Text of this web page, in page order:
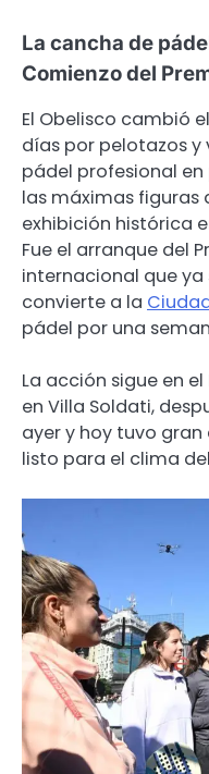
La cancha de
Comienzo del
El Obelisco cambió
días por pelotazos y
pádel profesional en
las máximas figuras
exhibición histórica
Fue el arranque del
internacional que ya
convierte a la
pádel por una
La acción sigue en
en Villa Soldati,
ayer y hoy tuvo
listo para el clima